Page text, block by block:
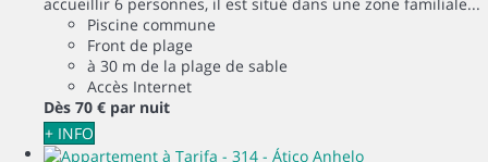
Piscine commune
Front de plage
à 30 m de la plage de sable
Accès Internet
Dès 70 € par nuit
+ INFO